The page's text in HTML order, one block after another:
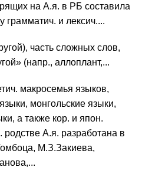
на А.я. в РБ составила
грамматич. и лексич....
часть сложных слов,
(напр., аллоплант,...
макросемья языков,
монгольские языки,
а также кор. и япон.
родстве А.я. разработана в
М.З.Закиева,